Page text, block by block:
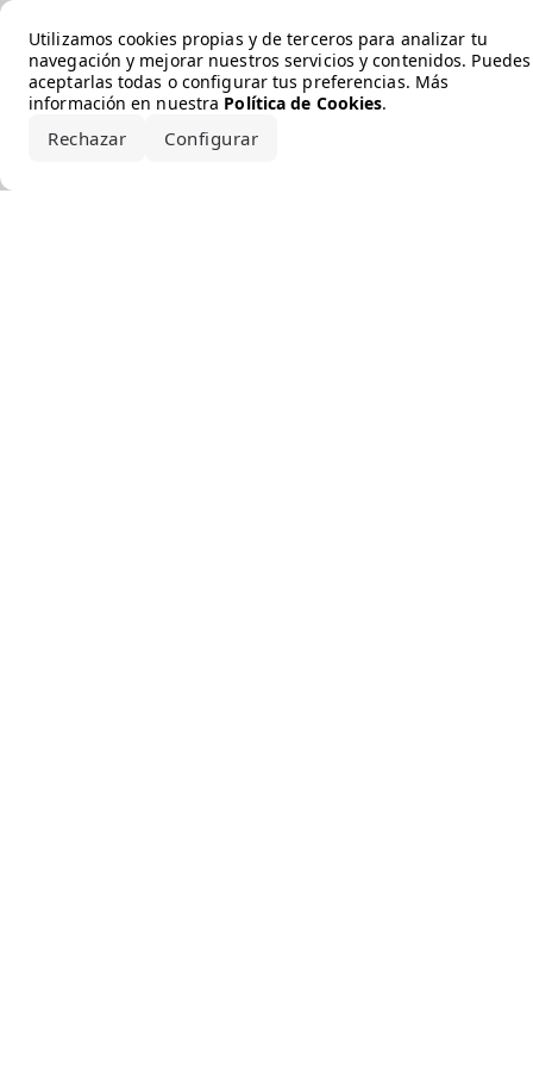
Utilizamos cookies propias y de terceros para analizar tu
navegación y mejorar nuestros servicios y contenidos. Puedes
aceptarlas todas o configurar tus preferencias. Más
información en nuestra Política de Cookies.
Rechazar Configurar
Error loading the brand